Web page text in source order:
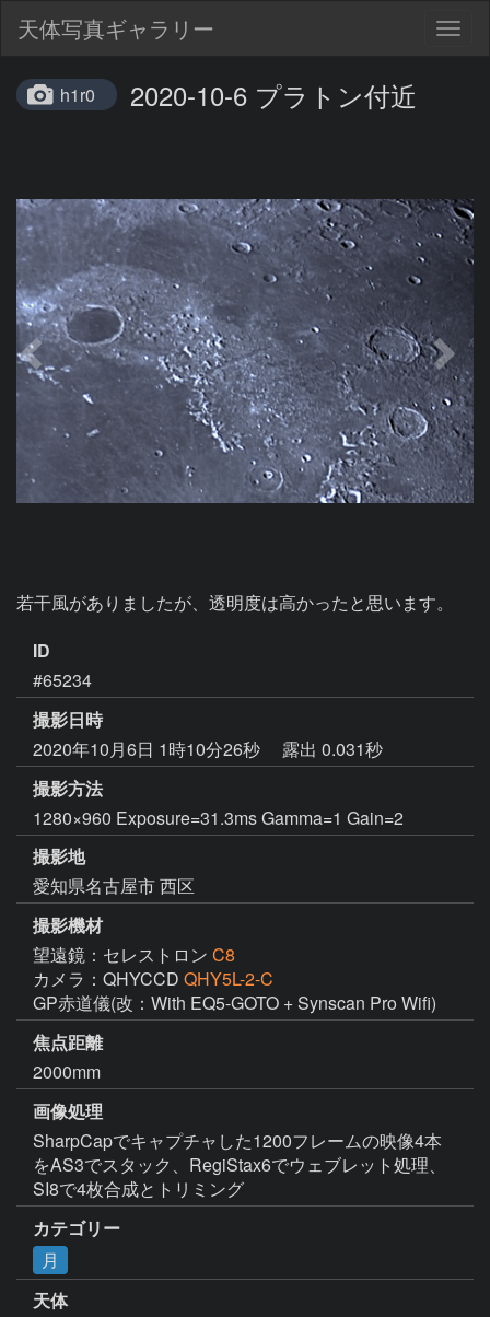
天体写真ギャラリー
h1r0 2020-10-6 プラトン付近
若干風がありましたが、透明度は高かったと思います。
ID
#65234
撮影日時
2020年10月6日 1時10分26秒
露出 0.031秒
撮影方法
1280×960 Exposure=31.3ms Gamma=1 Gain=2
撮影地
愛知県名古屋市 西区
撮影機材
望遠鏡：セレストロン C8
カメラ：QHYCCD QHY5L-2-C
GP赤道儀(改：With EQ5-GOTO + Synscan Pro Wifi)
焦点距離
2000mm
画像処理
SharpCapでキャプチャした1200フレームの映像4本
をAS3でスタック、RegiStax6でウェブレット処理、
SI8で4枚合成とトリミング
カテゴリー
月
天体